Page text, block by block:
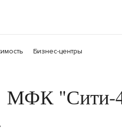
Бизнес-центры
МФК "Сити-